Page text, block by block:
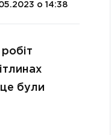
о 14:38
це були